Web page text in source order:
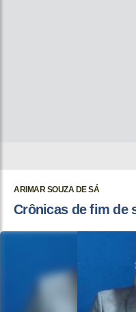
ARIMAR SOUZA DE SÁ
Crônicas de fim de